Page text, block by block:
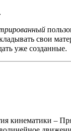
свои
уже созданные.
кинематики –